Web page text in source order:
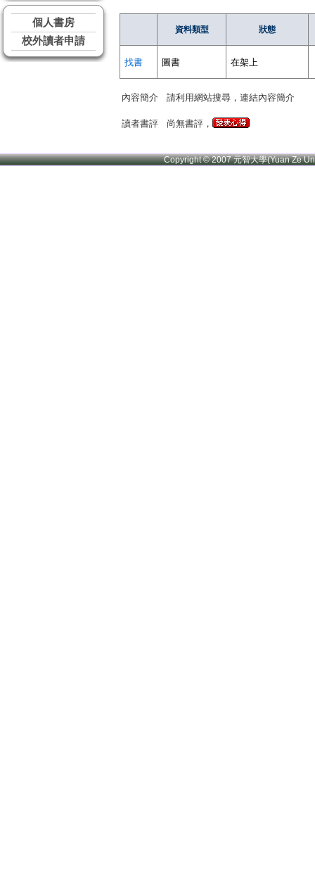
個人書房
校外讀者申請
資料類型 狀態
找書 圖書 在架上
內容簡介 請利用網站搜尋，連結內容簡介
讀者書評 尚無書評，
Copyright © 2007 元智大學(Yuan Ze